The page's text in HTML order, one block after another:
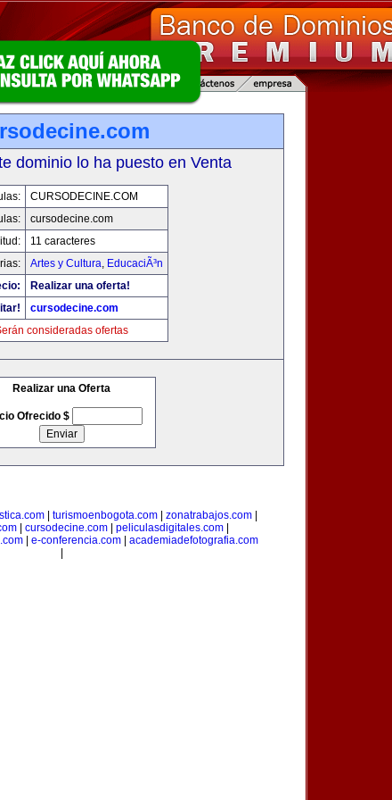
dominio lo ha puesto en Venta
CURSODECINE.COM
cursodecine.com
11 caracteres
Artes y Cultura, EducaciÃ³n
Realizar una oferta!
cursodecine.com
consideradas ofertas
Realizar una Oferta
Ofrecido $
| turismoenbogota.com| zonatrabajos.com|
| cursodecine.com| peliculasdigitales.com|
e-conferencia.com
academiadefotografia.com